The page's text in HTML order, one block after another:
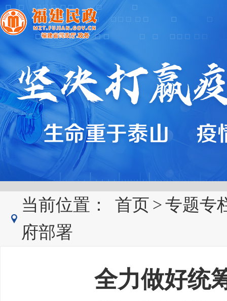
当前位置： 首页 >专题专
府部署
全力做好统